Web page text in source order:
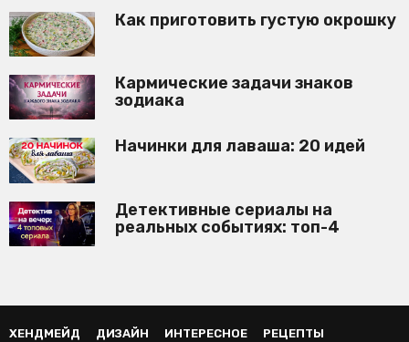
Как приготовить густую окрошку
Кармические задачи знаков
зодиака
Начинки для лаваша: 20 идей
Детективные сериалы на
реальных событиях: топ-4
ХЕНДМЕЙД ДИЗАЙН ИНТЕРЕСНОЕ РЕЦЕПТЫ